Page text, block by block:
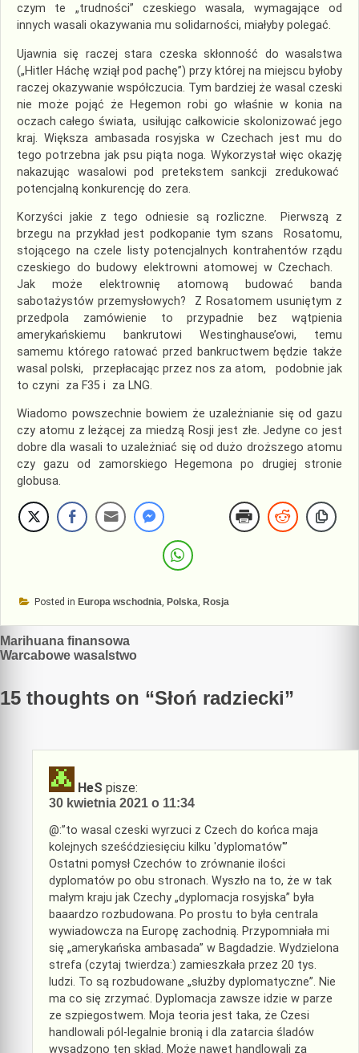
czym te „trudności” czeskiego wasala, wymagające od
innych wasali okazywania mu solidarności, miałyby polegać.
Ujawnia się raczej stara czeska skłonność do wasalstwa
(„Hitler Háchę wziął pod pachę”) przy której na miejscu byłoby
raczej okazywanie współczucia. Tym bardziej że wasal czeski
nie może pojąć że Hegemon robi go właśnie w konia na
oczach całego świata, usiłując całkowicie skolonizować jego
kraj. Większa ambasada rosyjska w Czechach jest mu do
tego potrzebna jak psu piąta noga. Wykorzystał więc okazję
nakazując wasalowi pod pretekstem sankcji zredukować
potencjalną konkurencję do zera.
Korzyści jakie z tego odniesie są rozliczne. Pierwszą z
brzegu na przykład jest podkopanie tym szans Rosatomu,
stojącego na czele listy potencjalnych kontrahentów rządu
czeskiego do budowy elektrowni atomowej w Czechach.
Jak może elektrownię atomową budować banda
sabotażystów przemysłowych? Z Rosatomem usuniętym z
przedpola zamówienie to przypadnie bez wątpienia
amerykańskiemu bankrutowi Westinghause’owi, temu
samemu którego ratować przed bankructwem będzie także
wasal polski, przepłacając przez nos za atom, podobnie jak
to czyni za F35 i za LNG.
Wiadomo powszechnie bowiem że uzależnianie się od gazu
czy atomu z leżącej za miedzą Rosji jest złe. Jedyne co jest
dobre dla wasali to uzależniać się od dużo droższego atomu
czy gazu od zamorskiego Hegemona po drugiej stronie
globusa.
Posted in Europa wschodnia Polska Rosja
Nawigacja
wpisu
Marihuana finansowa
Warcabowe wasalstwo
15 thoughts on “Słoń radziecki”
HeS pisze:
30 kwietnia 2021 o 11:34
@:”to wasal czeski wyrzuci z Czech do końca maja
kolejnych sześćdziesięciu kilku 'dyplomatów'”
Ostatni pomysł Czechów to zrównanie ilości
dyplomatów po obu stronach. Wyszło na to, że w tak
małym kraju jak Czechy „dyplomacja rosyjska” była
baaardzo rozbudowana. Po prostu to była centrala
wywiadowcza na Europę zachodnią. Przypomniała mi
się „amerykańska ambasada” w Bagdadzie. Wydzielona
strefa (czytaj twierdza:) zamieszkała przez 20 tys.
ludzi. To są rozbudowane „służby dyplomatyczne”. Nie
ma co się zrzymać. Dyplomacja zawsze idzie w parze
ze szpiegostwem. Moja teoria jest taka, że Czesi
handlowali pól-legalnie bronią i dla zatarcia śladów
wysadzono ten skład. Może nawet handlowali za